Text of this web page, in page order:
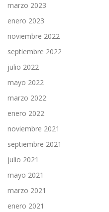
marzo 2023
enero 2023
noviembre 2022
septiembre 2022
julio 2022
mayo 2022
marzo 2022
enero 2022
noviembre 2021
septiembre 2021
julio 2021
mayo 2021
marzo 2021
enero 2021